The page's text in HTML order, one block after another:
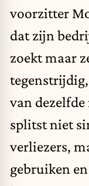
voorzitter
dat zijn
zoekt maar
van
splitst niet
verliezers,
gebruiken